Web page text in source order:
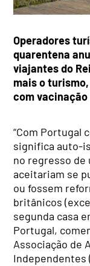
Operadores
quarentena
viajantes do
mais o
com
“Com Portugal
significa auto-
no regresso de
aceitariam se
ou fossem
britânicos
segunda casa
Portugal,
Associação de
Independentes